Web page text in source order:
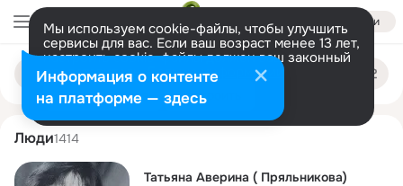
Войти
Мы используем cookie-файлы, чтобы улучшить
сервисы для вас. Если ваш возраст менее 13 лет,
настроить cookie-файлы должен ваш законный
представитель. Больше информации
Разрешить все Настроить
Поиск
людям
tatyana averina
Люди1414
Татьяна Аверина ( Пряльникова)
Информация о контенте
на платформе — здесь